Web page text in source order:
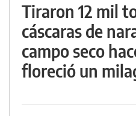
Tiraron 12 mil
cáscaras de
campo seco
floreció un